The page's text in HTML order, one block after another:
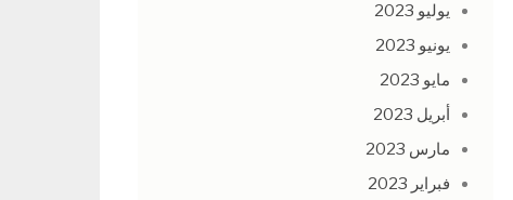
يوليو 2023
يونيو 2023
مايو 2023
أبريل 2023
مارس 2023
فبراير 2023